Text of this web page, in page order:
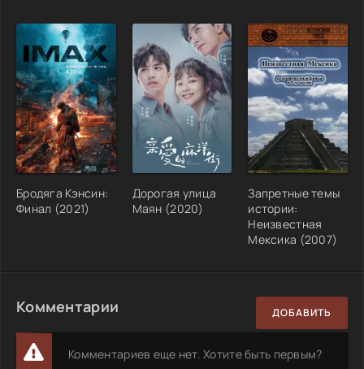
Бродяга Кэнсин:
Финал (2021)
Дорогая улица
Маян (2020)
Запретные темы
истории:
Неизвестная
Мексика (2007)
Комментарии ДОБАВИТЬ
Комментариев еще нет. Хотите быть первым?